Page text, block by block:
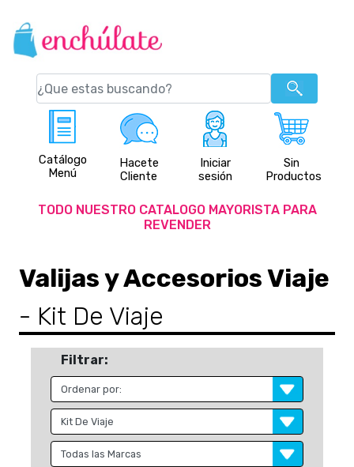
Catálogo
Menú
Hacete
Cliente
Iniciar
sesión
Sin
Productos
TODO NUESTRO CATALOGO MAYORISTA PARA
REVENDER
Valijas y Accesorios Viaje
- Kit De Viaje
Filtrar: